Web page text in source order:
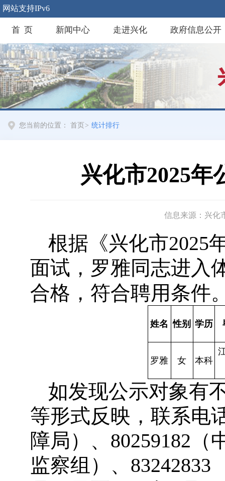
网站支持IPv6
首 页 新闻中心 走进兴化 政府信息公开
您当前的位置： 首页 > 统计排行
兴化市2025年
信息来源：兴化
根据《兴化市2025
面试， 罗雅同志进入
合格，符合聘用条件
姓名 性别 学历
罗雅 女 本科
如发现公示对象有
等形式反映，联系电
障局）、80259182
监察组）、83242833